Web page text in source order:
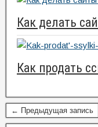
Как делать
Как продать
← Предыдущая запись